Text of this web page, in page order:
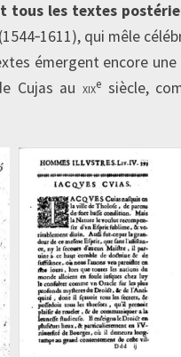
tous les textes
qui mêle
émergent encore
Cujas auxixe siècle,